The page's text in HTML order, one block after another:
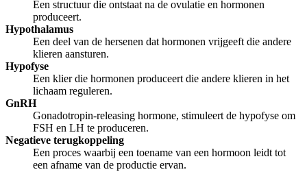
Een structuur die ontstaat na de ovulatie en hormonen
produceert.
Hypothalamus
Een deel van de hersenen dat hormonen vrijgeeft die andere
klieren aansturen.
Hypofyse
Een klier die hormonen produceert die andere klieren in het
lichaam reguleren.
GnRH
Gonadotropin-releasing hormone, stimuleert de hypofyse om
FSH en LH te produceren.
Negatieve terugkoppeling
Een proces waarbij een toename van een hormoon leidt tot
een afname van de productie ervan.